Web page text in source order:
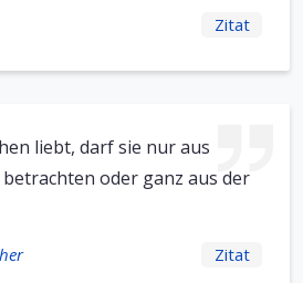
Zitat
liebt, darf sie nur aus
oder ganz aus der
Zitat